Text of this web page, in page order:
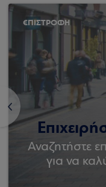
<
€ΠΙΣΤΡΟΦΗ
Αναζητήστε
για να